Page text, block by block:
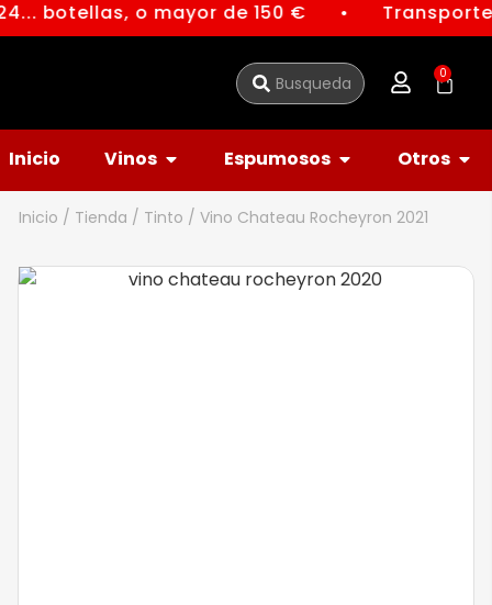
botellas, o mayor de 150 € ●
0
Inicio Vinos Espumosos Otros
Inicio / Tienda / Tinto / Vino Chateau Rocheyron 2021